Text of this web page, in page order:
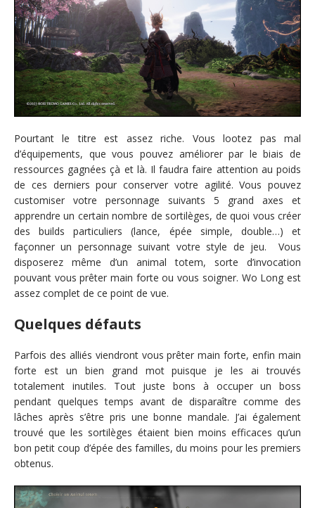
Pourtant le titre est assez riche. Vous lootez pas mal
d’équipements, que vous pouvez améliorer par le biais de
ressources gagnées çà et là. Il faudra faire attention au poids
de ces derniers pour conserver votre agilité. Vous pouvez
customiser votre personnage suivants 5 grand axes et
apprendre un certain nombre de sortilèges, de quoi vous créer
des builds particuliers (lance, épée simple, double…) et
façonner un personnage suivant votre style de jeu. Vous
disposerez même d’un animal totem, sorte d’invocation
pouvant vous prêter main forte ou vous soigner. Wo Long est
assez complet de ce point de vue.
Quelques défauts
Parfois des alliés viendront vous prêter main forte, enfin main
forte est un bien grand mot puisque je les ai trouvés
totalement inutiles. Tout juste bons à occuper un boss
pendant quelques temps avant de disparaître comme des
lâches après s’être pris une bonne mandale. J’ai également
trouvé que les sortilèges étaient bien moins efficaces qu’un
bon petit coup d’épée des familles, du moins pour les premiers
obtenus.